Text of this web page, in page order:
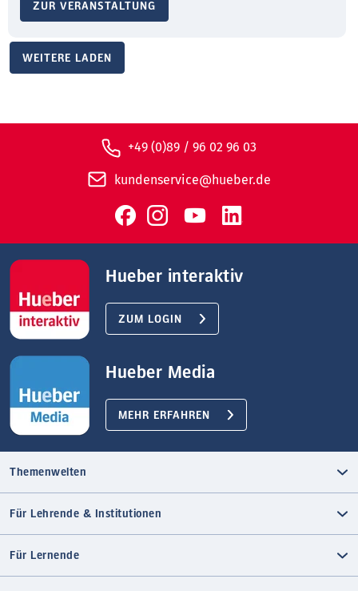
ZUR VERANSTALTUNG
WEITERE LADEN
+49 (0)89 / 96 02 96 03
kundenservice@hueber.de
Hueber interaktiv
ZUM LOGIN
Hueber Media
MEHR ERFAHREN
Themenwelten
Für Lehrende & Institutionen
Für Lernende